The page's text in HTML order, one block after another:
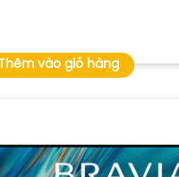
Thêm vào giỏ hàng